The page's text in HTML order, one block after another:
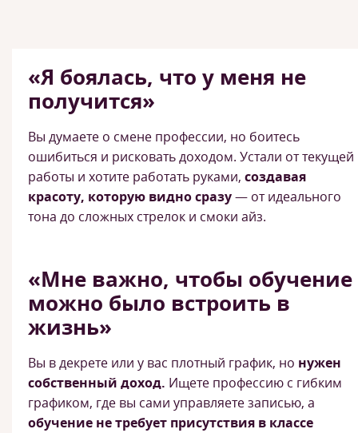
«Я боялась, что у меня не
получится»
Вы думаете о смене профессии, но боитесь
ошибиться и рисковать доходом. Устали от текущей
работы и хотите работать руками, создавая
красоту, которую видно сразу— от идеального
тона до сложных стрелок и смоки айз.
«Мне важно, чтобы обучение
можно было встроить в
жизнь»
Вы в декрете или у вас плотный график, но нужен
собственный доход. Ищете профессию с гибким
графиком, где вы сами управляете записью, а
обучение не требует присутствия в классе